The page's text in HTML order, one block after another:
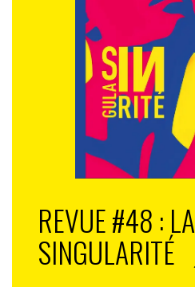
REVUE #48 : LA
SINGULARITÉ